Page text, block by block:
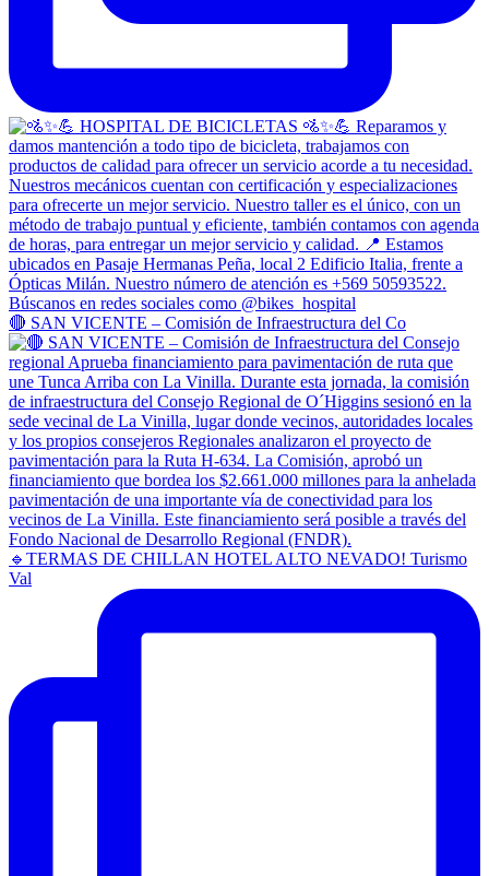
🔴 SAN VICENTE – Comisión de Infraestructura del Co
🔹TERMAS DE CHILLAN HOTEL ALTO NEVADO! Turismo
Val